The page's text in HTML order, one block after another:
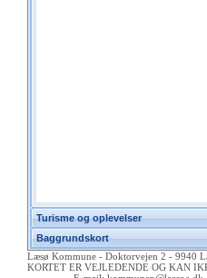
Læsø Kommune - Doktorvejen 2 - 9940
KORTET ER VEJLEDENDE OG KAN